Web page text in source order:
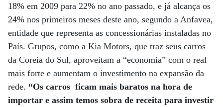
18% em 2009 para 22% no ano passado, e já alcança os
24% nos primeiros meses deste ano, segundo a Anfavea,
entidade que representa as concessionárias instaladas no
País. Grupos, como a Kia Motors, que traz seus carros
da Coreia do Sul, aproveitam a “economia” com o real
mais forte e aumentam o investimento na expansão da
rede. “Os carros ficam mais baratos na hora de
importar e assim temos sobra de receita para investir